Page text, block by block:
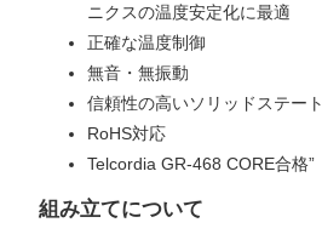
ニクスの温度安定化に最適
正確な温度制御
無音・無振動
信頼性の高いソリッドステート
RoHS対応
Telcordia GR-468 CORE合格”
組み立てについて